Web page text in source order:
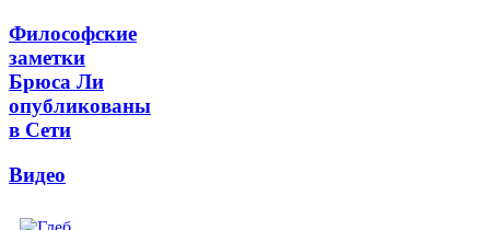
Философские
заметки
Брюса Ли
опубликованы
в Сети
Видео